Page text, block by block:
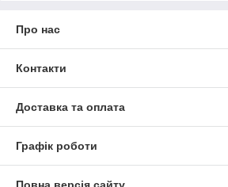
Про нас
Контакти
Доставка та оплата
Графік роботи